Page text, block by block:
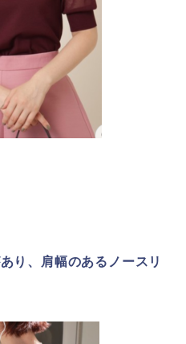
り、肩幅のあるノースリ